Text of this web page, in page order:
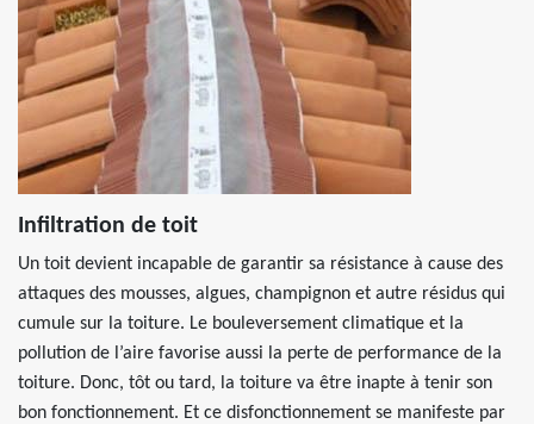
Infiltration de toit
Un toit devient incapable de garantir sa résistance à cause des
attaques des mousses, algues, champignon et autre résidus qui
cumule sur la toiture. Le bouleversement climatique et la
pollution de l’aire favorise aussi la perte de performance de la
toiture. Donc, tôt ou tard, la toiture va être inapte à tenir son
bon fonctionnement. Et ce disfonctionnement se manifeste par